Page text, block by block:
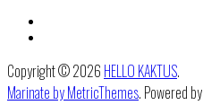
Copyright © 2026 HELLO KAKTUS.
Marinate by MetricThemes. Powered by